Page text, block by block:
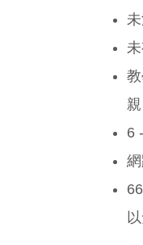
6